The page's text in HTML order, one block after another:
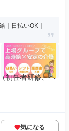
｜日払いOK｜
初任者研修、ヘ
気になる